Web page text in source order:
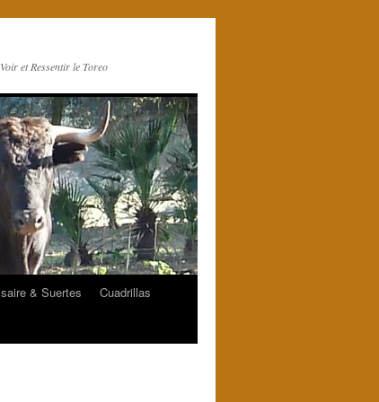
Voir et Ressentir le Toreo
& Suertes
Cuadrillas